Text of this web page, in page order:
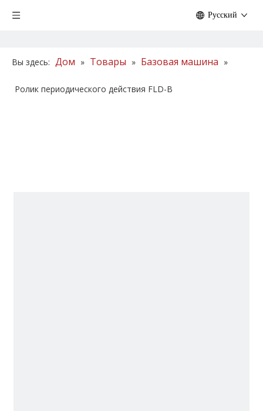
Pусский
Вы здесь: Дом » Товары » Базовая машина »
Ролик периодического действия FLD-B